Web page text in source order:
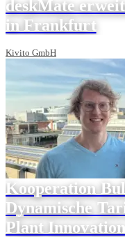
deskMate
in Frankfurt
Kivito GmbH
Kooperation
Dynamische
Plant